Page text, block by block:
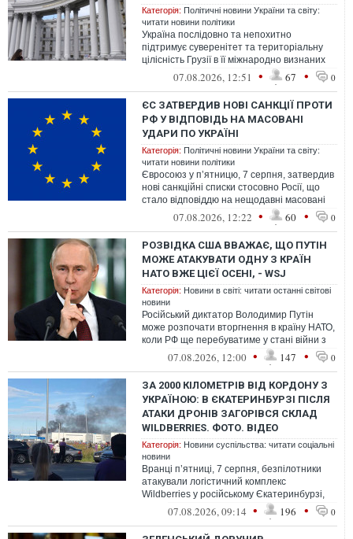
Категорія: Політичні новини України та світу:
читати новини політики
Україна послідовно та непохитно
підтримує суверенітет та територіальну
цілісність Грузії в її міжнародно визнаних
кордонах.07.08.2026, 12:51 • 67 • 0
ЄС ЗАТВЕРДИВ НОВІ САНКЦІЇ ПРОТИ
РФ У ВІДПОВІДЬ НА МАСОВАНІ
УДАРИ ПО УКРАЇНІ
Категорія: Політичні новини України та світу:
читати новини політики
Євросоюз у п’ятницю, 7 серпня, затвердив
нові санкційні списки стосовно Росії, що
стало відповіддю на нещодавні масовані
удари по Україні.
07.08.2026, 12:22 • 60 • 0
РОЗВІДКА США ВВАЖАЄ, ЩО ПУТІН
МОЖЕ АТАКУВАТИ ОДНУ З КРАЇН
НАТО ВЖЕ ЦІЄЇ ОСЕНІ, - WSJ
Категорія: Новини в світі: читати останні світові
новини
Російський диктатор Володимир Путін
може розпочати вторгнення в країну НАТО,
коли РФ ще перебуватиме у стані війни з
Україною.07.08.2026, 12:00 • 147 • 0
ЗА 2000 КІЛОМЕТРІВ ВІД КОРДОНУ З
УКРАЇНОЮ: В ЄКАТЕРИНБУРЗІ ПІСЛЯ
АТАКИ ДРОНІВ ЗАГОРІВСЯ СКЛАД
WILDBERRIES. ФОТО. ВІДЕО
Категорія: Новини суспільства: читати соціальні
новини
Вранці п’ятниці, 7 серпня, безпілотники
атакували логістичний комплекс
Wildberries у російському Єкатеринбурзі,
внаслідок чого виникла пожежа
07.08.2026, 09:14 • 196 • 0